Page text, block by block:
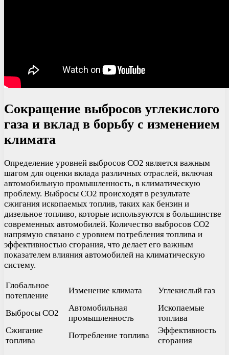
Сокращение выбросов углекислого
газа и вклад в борьбу с изменением
климата
Определение уровней выбросов CO2 является важным
шагом для оценки вклада различных отраслей, включая
автомобильную промышленность, в климатическую
проблему. Выбросы CO2 происходят в результате
сжигания ископаемых топлив, таких как бензин и
дизельное топливо, которые используются в большинстве
современных автомобилей. Количество выбросов CO2
напрямую связано с уровнем потребления топлива и
эффективностью сгорания, что делает его важным
показателем влияния автомобилей на климатическую
систему.
Глобальное
потепление
Изменение климата Углекислый газ
Выбросы CO2
Автомобильная
промышленность
Ископаемые
топлива
Сжигание
топлива
Потребление топлива
Эффективность
сгорания